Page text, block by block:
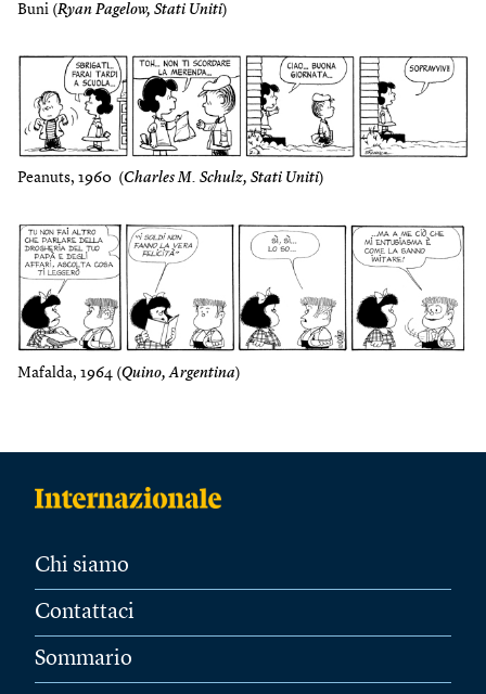
Buni (Ryan Pagelow, Stati Uniti)
Peanuts, 1960 (Charles M. Schulz, Stati Uniti)
Mafalda, 1964 (Quino, Argentina)
Chi siamo
Contattaci
Sommario